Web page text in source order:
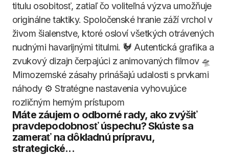
titulu osobitosť, zatiaľ čo voliteľná výzva umožňuje
originálne taktiky. Spoločenské hranie záží vrchol v
živom šialenstve, ktoré osloví všetkých otrávených
nudnými havarijnými titulmi. 🐓 Autentická grafika a
zvukový dizajn čerpajúci z animovaných filmov 🛸
Mimozemské zásahy prinášajú udalosti s prvkami
náhody ⚙️ Stratégne nastavenia vyhovujúce
rozličným herným prístupom
Máte záujem o odborné rady, ako zvýšiť
pravdepodobnosť úspechu? Skúste sa
zamerať na dôkladnú prípravu,
strategické...